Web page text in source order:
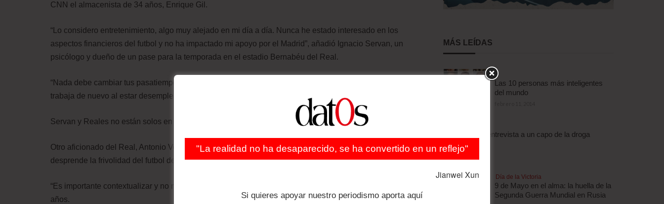
CNN el almacenista de 34 años, Enrique Gil.
“Lo considero entretenimiento, algo muy alejado en mi día a día. Nunca he estado interesado en los
aspectos financieros del futbol y no ha impactado mi apoyo por el Madrid”, añadió Ignacio Servan, un
psicólogo y dueño de un pase para la temporada en el estadio Bernabéu del Real.
“Nada debe cambiar tus pasatiempos”, añadió el periodista de 36 años, Pablo García Reales, quien
trabaja de nuevo al estar desempleado durante cuatro meses.
Servan y Reales no están solos en sus puntos de vista.
Otro aficionado del Real, Antonio Velasco, quien regularmente asiste a los partidos en casa del equipo,
desprende la frivolidad del futbol de las dificultades financieras enfrentadas por muchos españoles.
“Es importante contextualizar y no mezclar ambas”, explica Velasco, administrador de marketing de 32
años.
MÁS LEÍDAS
Las 10 personas más inteligentes
del mundo
Escalofriante entrevista a un capo de la droga
brasileño
abril 3, 2012
Día de la Victoria
9 de Mayo en el alma: la huella de la
Segunda Guerra Mundial en Rusia
"La realidad no ha desaparecido, se ha convertido en un reflejo"
Jianwei Xun
Si quieres apoyar nuestro periodismo aporta aquí